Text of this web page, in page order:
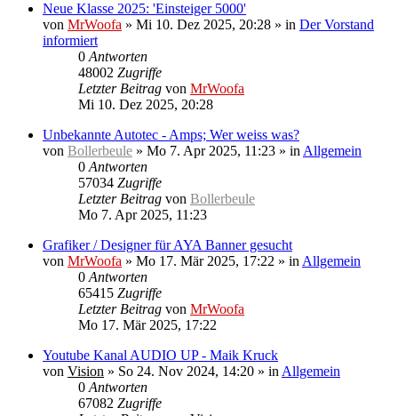
Neue Klasse 2025: 'Einsteiger 5000'
von MrWoofa » Mi 10. Dez 2025, 20:28 » in Der Vorstand
informiert
0 Antworten
48002 Zugriffe
Letzter Beitrag von MrWoofa
Mi 10. Dez 2025, 20:28
Unbekannte Autotec - Amps; Wer weiss was?
von Bollerbeule » Mo 7. Apr 2025, 11:23 » in Allgemein
0 Antworten
57034 Zugriffe
Letzter Beitrag von Bollerbeule
Mo 7. Apr 2025, 11:23
Grafiker / Designer für AYA Banner gesucht
von MrWoofa » Mo 17. Mär 2025, 17:22 » in Allgemein
0 Antworten
65415 Zugriffe
Letzter Beitrag von MrWoofa
Mo 17. Mär 2025, 17:22
Youtube Kanal AUDIO UP - Maik Kruck
von Vision » So 24. Nov 2024, 14:20 » in Allgemein
0 Antworten
67082 Zugriffe